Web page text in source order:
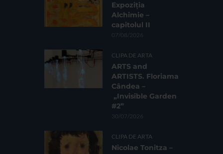
Expoziția
Alchimie –
capitolul II
07/08/2026
CLIPA DE ARTA
ARTS and
ARTISTS. Floriama
Cândea –
„Invisible Garden
#2”
30/07/2026
CLIPA DE ARTA
Nicolae Tonitza –